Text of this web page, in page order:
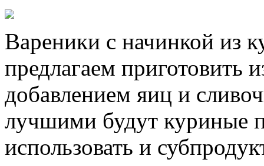
Вареники с начинкой из
предлагаем приготовить
добавлением яиц и
лучшими будут куриные
использовать и